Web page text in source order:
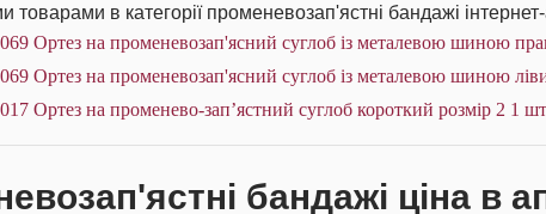
товарами в категорії променевозап'ястні бандажі
Ортез на променевозап'ясний суглоб із металевою шиною
Ортез на променевозап'ясний суглоб із металевою шиною
Ортез на променево-зап’ястний суглоб короткий розмір 2 1 шт
бандажі ціна в